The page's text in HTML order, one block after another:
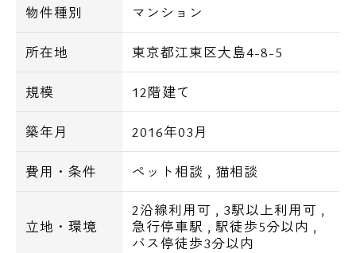
・ショッピングセンター】
SUIT SELECT NISHI OJIMA 414m
・スーパー
ダイエー大島店 169m
ピーコックストア大島店 172m
まいばすけっと大島駅前店 366m
物件種別 マンション
所在地 東京都江東区大島4-8-5
規模 12階建て
築年月 2016年03月
費用・条件 ペット相談 , 猫相談
立地・環境
2沿線利用可 , 3駅以上利用可 ,
急行停車駅 , 駅徒歩5分以内 ,
バス停徒歩3分以内